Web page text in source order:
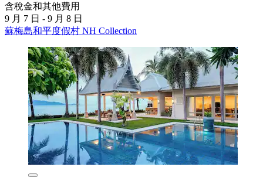
含稅金和其他費用
9 月 7 日 - 9 月 8 日
蘇梅島和平度假村 NH Collection